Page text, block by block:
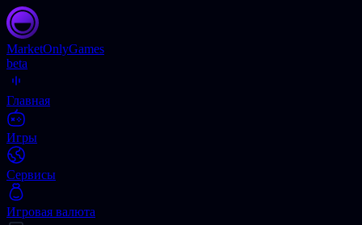
MarketOnlyGames
beta
Главная
Игры
Сервисы
Игровая валюта